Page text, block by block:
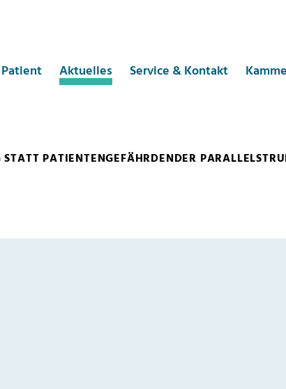
Aktuelles Service & Kontakt
PATIENTENGEFÄHRDENDER